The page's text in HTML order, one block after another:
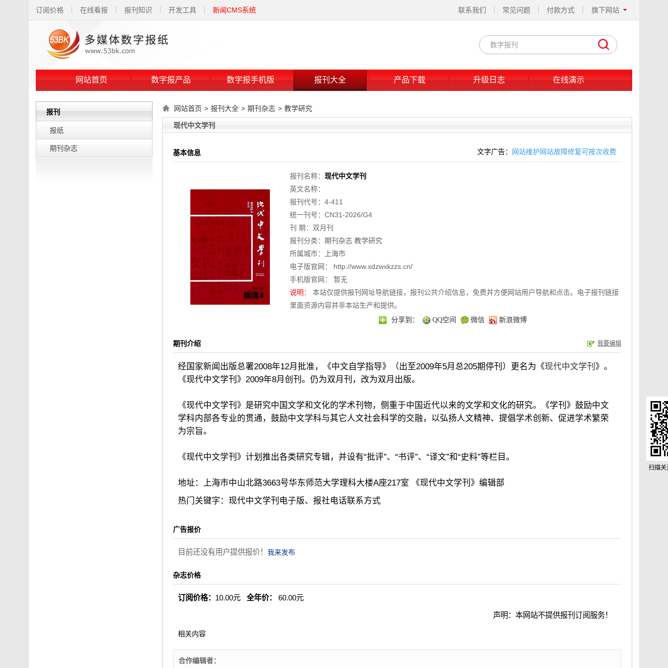
订阅价格 在线看报 报刊知识 开发工具 新闻CMS系统 旗下网站
付款方式
常见问题
联系我们
网站首页 数字报产品 数字报手机版 报刊大全 产品下载 升级日志 在线演示
报刊
报纸
期刊杂志
网站首页 > 报刊大全 > 期刊杂志 > 教学研究
现代中文学刊
基本信息 文字广告： 网站维护网站故障修复可按次收费
报刊名称： 现代中文学刊
英文名称：
报刊代号：4-411
统一刊号：CN31-2026/G4
刊 期：双月刊
报刊分类： 期刊杂志 教学研究
所属城市：
上海市
电子版官网： http://www.xdzwxkzzs.cn/
手机版官网： 暂无
说明：
本站仅提供报刊网址导航链接，报刊公共介绍信息，免费并方便网站用户导航和点击。电子报刊链接
里面资源内容并非本站生产和提供。
分享到： QQ空间 微信 新浪微博
期刊介绍 我要编辑
经国家新闻出版总署2008年12月批准，《中文自学指导》（出至2009年5月总205期停刊）更名为《现代中文学刊 》。
《现代中文学刊》2009年8月创刊。仍为双月刊，改为双月出版。
《现代中文学刊》是研究中国文学和文化的学术刊物，侧重于中国近代以来的文学和文化的研究。《学刊》鼓励中文
学科内部各专业的贯通，鼓励中文学科与其它人文社会科学的交融，以弘扬人文精神、提倡学术创新、促进学术繁荣
为宗旨。
《现代中文学刊》计划推出各类研究专辑，并设有“批评”、“书评”、“译文”和“史料”等栏目。
地址：上海市中山北路3663号华东师范大学理科大楼A座217室 《现代中文学刊》编辑部
热门关键字：现代中文学刊电子版、报社电话联系方式
广告报价
目前还没有用户提供报价！ 我来发布
杂志价格
订阅价格： 10.00元 全年价： 60.00元
声明：本网站不提供报刊订阅服务！
相关内容
合作编辑者：
扫描关